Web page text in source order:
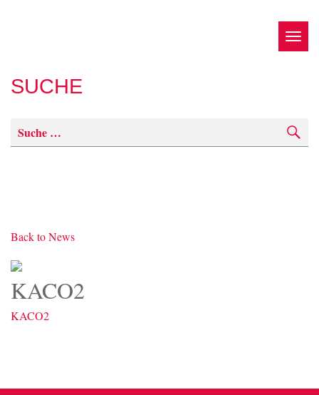
SUCHE
Back to News
KACO2
KACO2